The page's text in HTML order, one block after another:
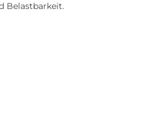
Belastbarkeit.